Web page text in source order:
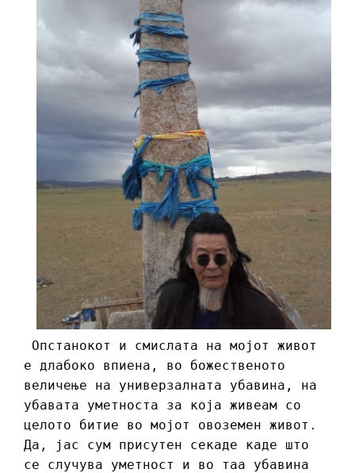
Опстанокот и смислата на мојот живот
е длабоко впиена, во божественото
величење на универзалната убавина, на
убавата уметноста за која живеам со
целото битие во мојот овоземен живот.
Да, јас сум присутен секаде каде што
се случува уметност и во таа убавина